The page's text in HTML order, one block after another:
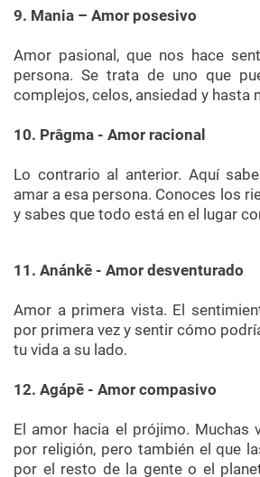
9. Mania – Amor posesivo
Amor pasional, que nos hace
persona. Se trata de uno que
complejos, celos, ansiedad y hasta
10. Prâgma - Amor racional
Lo contrario al anterior. Aquí
amar a esa persona. Conoces los
y sabes que todo está en el lugar
11. Anánkē - Amor desventurado
Amor a primera vista. El
por primera vez y sentir cómo
tu vida a su lado.
12. Agápē - Amor compasivo
El amor hacia el prójimo. Muchas
por religión, pero también el que
por el resto de la gente o el